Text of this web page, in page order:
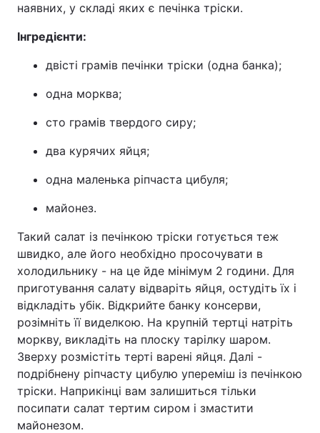
наявних, у складі яких є печінка тріски.
Інгредієнти:
двісті грамів печінки тріски (одна банка);
одна морква;
сто грамів твердого сиру;
два курячих яйця;
одна маленька ріпчаста цибуля;
майонез.
Такий салат із печінкою тріски готується теж
швидко, але його необхідно просочувати в
холодильнику - на це йде мінімум 2 години. Для
приготування салату відваріть яйця, остудіть їх і
відкладіть убік. Відкрийте банку консерви,
розімніть її виделкою. На крупній тертці натріть
моркву, викладіть на плоску тарілку шаром.
Зверху розмістіть терті варені яйця. Далі -
подрібнену ріпчасту цибулю упереміш із печінкою
тріски. Наприкінці вам залишиться тільки
посипати салат тертим сиром і змастити
майонезом.